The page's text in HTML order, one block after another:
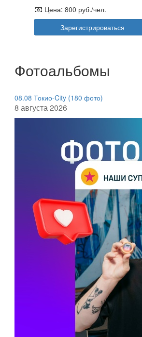
Цена: 800 руб./чел.
Зарегистрироваться
Фотоальбомы
08.08 Токио-City (180 фото)
8 августа 2026